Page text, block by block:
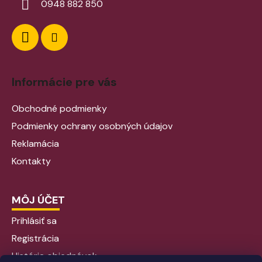
0948 882 850
Informácie pre vás
Obchodné podmienky
Podmienky ochrany osobných údajov
Reklamácia
Kontakty
MÔJ ÚČET
Prihlásiť sa
Registrácia
História objednávok